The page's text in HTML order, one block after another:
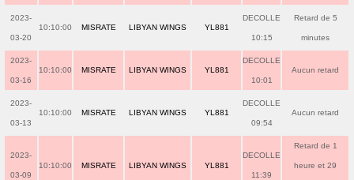
2023-
03-20
10:10:00 MISRATE LIBYAN WINGS YL881
DECOLLE
10:15
Retard de 5
minutes
2023-
03-16
10:10:00 MISRATE LIBYAN WINGS YL881
DECOLLE
10:01
Aucun retard
2023-
03-13
10:10:00 MISRATE LIBYAN WINGS YL881
DECOLLE
09:54
Aucun retard
2023-
03-09
10:10:00 MISRATE LIBYAN WINGS YL881
DECOLLE
11:39
Retard de 1
heure et 29